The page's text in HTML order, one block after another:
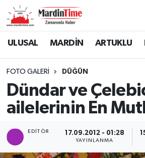
ULUSAL MARDİN ARTUKLU
FOTO GALERI DÜĞÜN
Dündar ve
ailelerinin En
EDITÖR 17.09.2012 - 01:28
YAYINLANMA
Mardin Nöbetçi Eczaneler
Mardin Namaz Vakitleri
Mardin Trafik Yoğunluk
Süper Lig Puan Durumu ve